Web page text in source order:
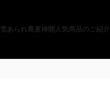
雪あられ蕎麦禅開人気商品のご紹介